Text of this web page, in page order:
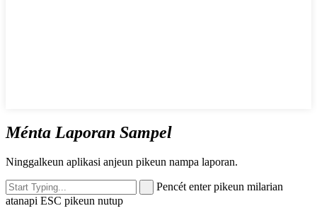
Ménta Laporan Sampel
Ninggalkeun aplikasi anjeun pikeun nampa laporan.
Pencét enter pikeun milarian
atanapi ESC pikeun nutup